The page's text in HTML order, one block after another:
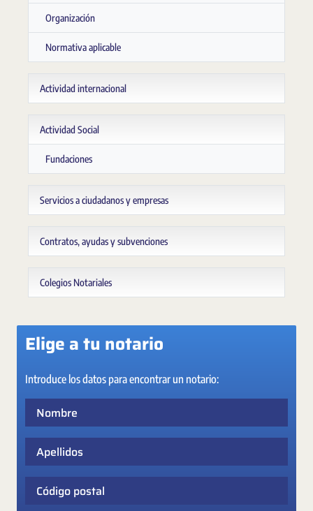
Organización
Normativa aplicable
Actividad internacional
Actividad Social
Fundaciones
Servicios a ciudadanos y empresas
Contratos, ayudas y subvenciones
Colegios Notariales
Elige a tu notario
Introduce los datos para encontrar un notario: